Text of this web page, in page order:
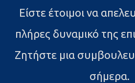
Είστε έτοιμοι να
πλήρες δυναμικό της
Ζητήστε μια
σήμερα.